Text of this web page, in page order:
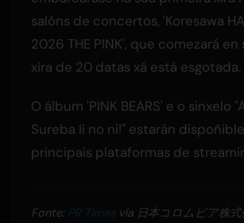
salóns de concertos, 'Koresawa
2026 THE PINK', que comezará
xira de 20 datas xá está esgotada.
O álbum 'PINK BEARS' e o sinxelo
Sureba Ii no ni!" estarán
principais plataformas de
Fonte: PR Timesvía 日本コロムビア株式